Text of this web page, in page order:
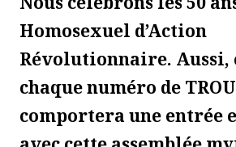
Homosexuel d’Action
Révolutionnaire. Aussi,
chaque numéro de
comportera une entrée